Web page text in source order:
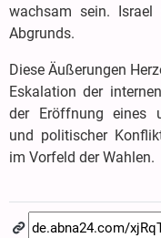
wachsam sein.
Abgrunds.
Diese Äußerungen
Eskalation der
der Eröffnung eines
und politischer
im Vorfeld der Wahlen.